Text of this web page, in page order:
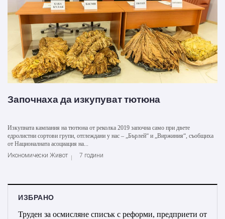
Започнаха да изкупуват тютюна
Изкупната кампания на тютюна от реколка 2019 започна само при двете
едролистни сортови групи, отглеждани у нас – „Бърлей“ и „Виржиния“, съобщиха
от Националната асоциация на...
Икономически Живот
7 години
ИЗБРАНО
Труден за осмисляне списък с реформи, предприети от